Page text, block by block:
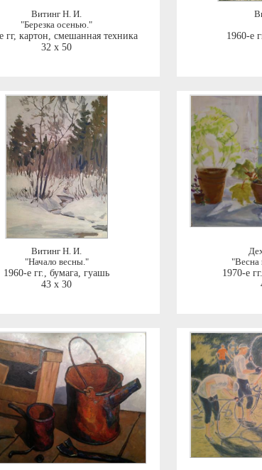
Витинг Н. И.
"Березка осенью."
гг, картон, смешанная техника
32 x 50
1960-е
Витинг Н. И.
"Начало весны."
1960-е гг., бумага, гуашь
43 x 30
"Весна
1970-е гг.